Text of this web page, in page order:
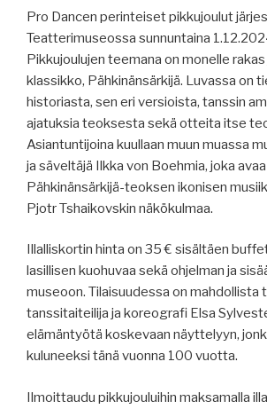
Pro Dancen perinteiset pikkujoulut
Teatterimuseossa sunnuntaina
Pikkujoulujen teemana on monelle rakas
klassikko, Pähkinänsärkijä. Luvassa on
historiasta, sen eri versioista, tanssin
ajatuksia teoksesta sekä otteita itse
Asiantuntijoina kuullaan muun muassa
ja säveltäjä Ilkka von Boehmia, joka
Pähkinänsärkijä-teoksen ikonisen
Pjotr Tshaikovskin näkökulmaa.
Illalliskortin hinta on 35 € sisältäen
lasillisen kuohuvaa sekä ohjelman ja
museoon. Tilaisuudessa on mahdollista
tanssitaiteilija ja koreografi Elsa
elämäntyötä koskevaan näyttelyyn,
kuluneeksi tänä vuonna 100 vuotta.
Ilmoittaudu pikkujouluihin maksamalla